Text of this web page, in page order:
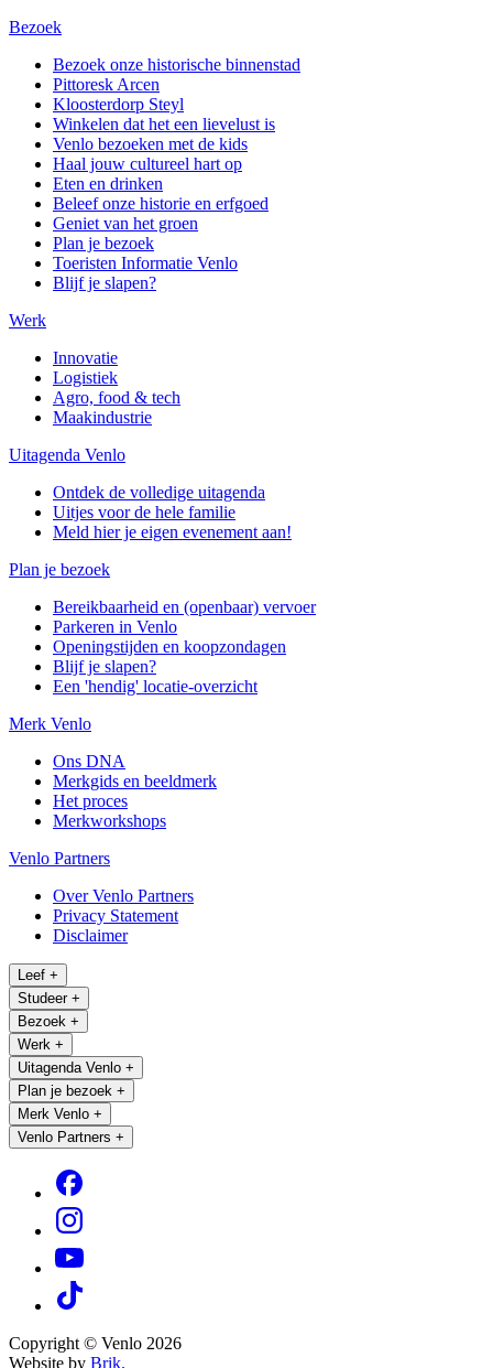
Bezoek
Bezoek onze historische binnenstad
Pittoresk Arcen
Kloosterdorp Steyl
Winkelen dat het een lievelust is
Venlo bezoeken met de kids
Haal jouw cultureel hart op
Eten en drinken
Beleef onze historie en erfgoed
Geniet van het groen
Plan je bezoek
Toeristen Informatie Venlo
Blijf je slapen?
Werk
Innovatie
Logistiek
Agro, food & tech
Maakindustrie
Uitagenda Venlo
Ontdek de volledige uitagenda
Uitjes voor de hele familie
Meld hier je eigen evenement aan!
Plan je bezoek
Bereikbaarheid en (openbaar) vervoer
Parkeren in Venlo
Openingstijden en koopzondagen
Blijf je slapen?
Een 'hendig' locatie-overzicht
Merk Venlo
Ons DNA
Merkgids en beeldmerk
Het proces
Merkworkshops
Venlo Partners
Over Venlo Partners
Privacy Statement
Disclaimer
Leef +
Studeer +
Bezoek +
Werk +
Uitagenda Venlo +
Plan je bezoek +
Merk Venlo +
Venlo Partners +
Copyright © Venlo 2026
Website by Brik.